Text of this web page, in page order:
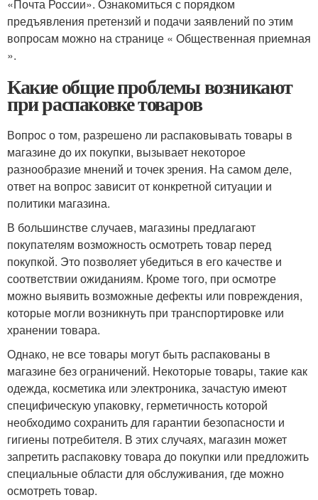
«Почта России». Ознакомиться с порядком
предъявления претензий и подачи заявлений по этим
вопросам можно на странице « Общественная приемная
».
Какие общие проблемы возникают
при распаковке товаров
Вопрос о том, разрешено ли распаковывать товары в
магазине до их покупки, вызывает некоторое
разнообразие мнений и точек зрения. На самом деле,
ответ на вопрос зависит от конкретной ситуации и
политики магазина.
В большинстве случаев, магазины предлагают
покупателям возможность осмотреть товар перед
покупкой. Это позволяет убедиться в его качестве и
соответствии ожиданиям. Кроме того, при осмотре
можно выявить возможные дефекты или повреждения,
которые могли возникнуть при транспортировке или
хранении товара.
Однако, не все товары могут быть распакованы в
магазине без ограничений. Некоторые товары, такие как
одежда, косметика или электроника, зачастую имеют
специфическую упаковку, герметичность которой
необходимо сохранить для гарантии безопасности и
гигиены потребителя. В этих случаях, магазин может
запретить распаковку товара до покупки или предложить
специальные области для обслуживания, где можно
осмотреть товар.